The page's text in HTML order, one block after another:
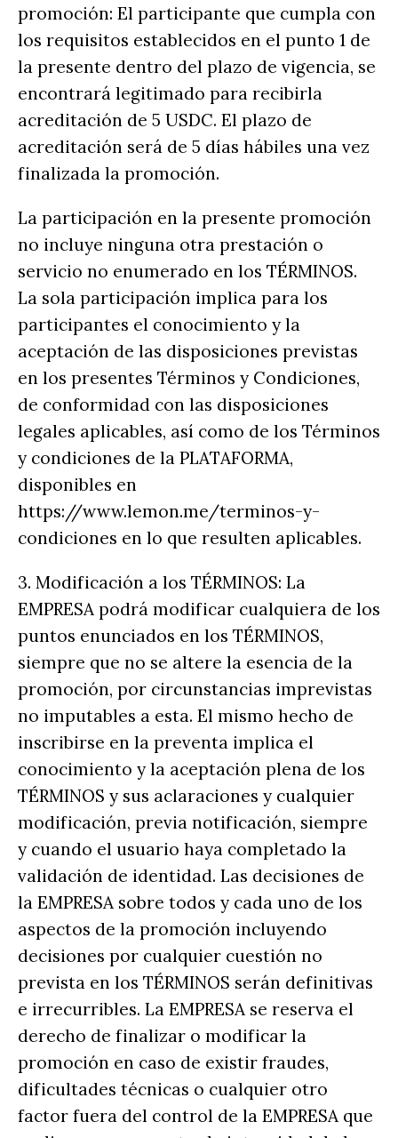
promoción: El participante que cumpla con
los requisitos establecidos en el punto 1 de
la presente dentro del plazo de vigencia, se
encontrará legitimado para recibirla
acreditación de 5 USDC. El plazo de
acreditación será de 5 días hábiles una vez
finalizada la promoción.
La participación en la presente promoción
no incluye ninguna otra prestación o
servicio no enumerado en los TÉRMINOS.
La sola participación implica para los
participantes el conocimiento y la
aceptación de las disposiciones previstas
en los presentes Términos y Condiciones,
de conformidad con las disposiciones
legales aplicables, así como de los Términos
y condiciones de la PLATAFORMA,
disponibles en
https://www.lemon.me/terminos-y-
condiciones en lo que resulten aplicables.
3. Modificación a los TÉRMINOS: La
EMPRESA podrá modificar cualquiera de los
puntos enunciados en los TÉRMINOS,
siempre que no se altere la esencia de la
promoción, por circunstancias imprevistas
no imputables a esta. El mismo hecho de
inscribirse en la preventa implica el
conocimiento y la aceptación plena de los
TÉRMINOS y sus aclaraciones y cualquier
modificación, previa notificación, siempre
y cuando el usuario haya completado la
validación de identidad. Las decisiones de
la EMPRESA sobre todos y cada uno de los
aspectos de la promoción incluyendo
decisiones por cualquier cuestión no
prevista en los TÉRMINOS serán definitivas
e irrecurribles. La EMPRESA se reserva el
derecho de finalizar o modificar la
promoción en caso de existir fraudes,
dificultades técnicas o cualquier otro
factor fuera del control de la EMPRESA que